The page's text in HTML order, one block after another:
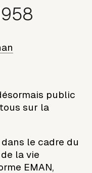
public
sur la
dans le cadre du
la vie
EMAN,